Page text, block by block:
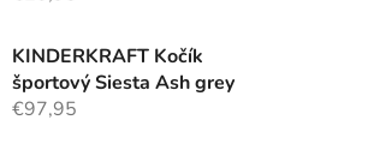
KINDERKRAFT Kočík
športový Siesta Ash grey
€97,95